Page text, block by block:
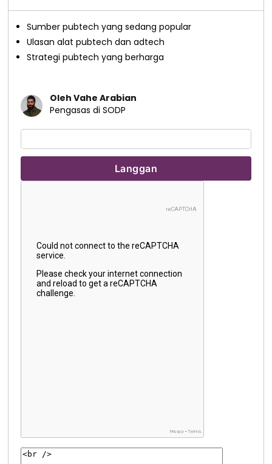
Sumber pubtech yang sedang popular
Ulasan alat pubtech dan adtech
Strategi pubtech yang berharga
Oleh Vahe Arabian
Pengasas di SODP